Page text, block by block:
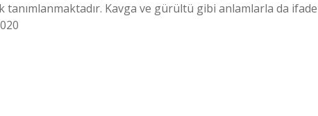
tanımlanmaktadır. Kavga ve gürültü gibi anlamlarla da ifade